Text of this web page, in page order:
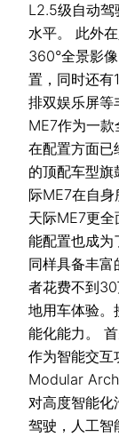
L2.5级自动驾
水平。 此外
360°全景影
置，同时还有
排双娱乐屏等
ME7作为一款
在配置方面
的顶配车型旗
际ME7在自身
天际ME7更
能配置也成为
同样具备丰
者花费不到
地用车体验。
能化能力。
作为智能交
Modular
对高度智能化
驾驶，人工智